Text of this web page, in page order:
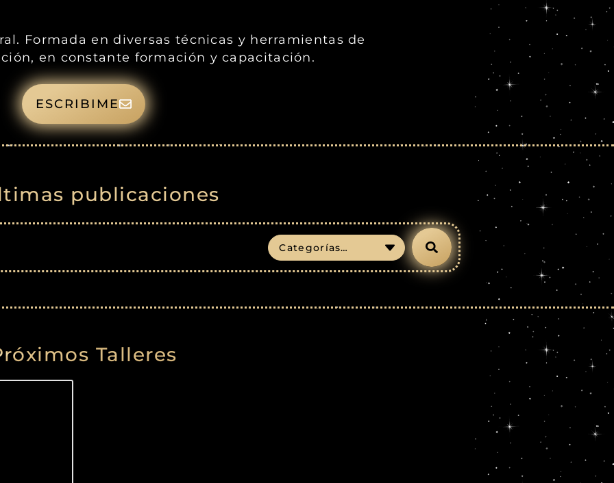
Formada en diversas técnicas y herramientas de
en constante formación y capacitación.
ESCRIBIME
publicaciones
Categorías…
Talleres